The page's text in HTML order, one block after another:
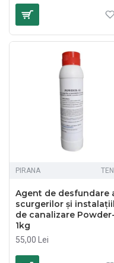
PIRANA
Agent de desfundare
scurgerilor și
de canalizare
1kg
55,00 Lei